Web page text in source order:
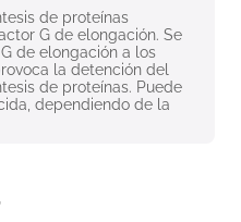
de proteínas
G de elongación. Se
de elongación a los
la detención del
de proteínas. Puede
dependiendo de la